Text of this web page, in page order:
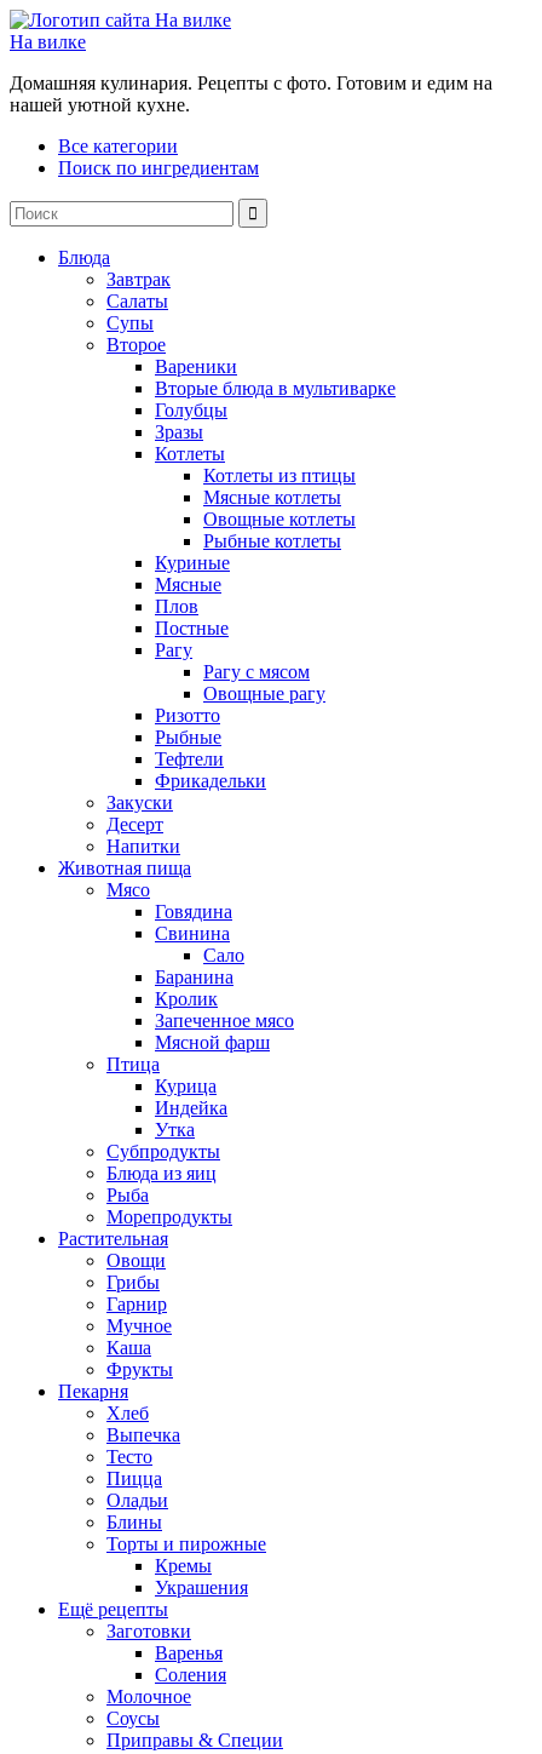
На вилке
Домашняя кулинария. Рецепты с фото. Готовим и едим на
нашей уютной кухне.
Все категории
Поиск по ингредиентам
Блюда
Завтрак
Салаты
Супы
Второе
Вареники
Вторые блюда в мультиварке
Голубцы
Зразы
Котлеты
Котлеты из птицы
Мясные котлеты
Овощные котлеты
Рыбные котлеты
Куриные
Мясные
Плов
Постные
Рагу
Рагу с мясом
Овощные рагу
Ризотто
Рыбные
Тефтели
Фрикадельки
Закуски
Десерт
Напитки
Животная пища
Мясо
Говядина
Свинина
Сало
Баранина
Кролик
Запеченное мясо
Мясной фарш
Птица
Курица
Индейка
Утка
Субпродукты
Блюда из яиц
Рыба
Морепродукты
Растительная
Овощи
Грибы
Гарнир
Мучное
Каша
Фрукты
Пекарня
Хлеб
Выпечка
Тесто
Пицца
Оладьи
Блины
Торты и пирожные
Кремы
Украшения
Ещё рецепты
Заготовки
Варенья
Соления
Молочное
Соусы
Приправы & Специи